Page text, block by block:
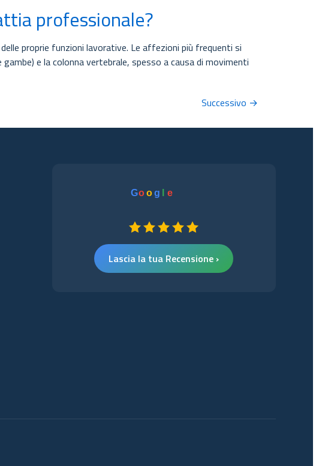
professionale?
proprie funzioni lavorative. Le affezioni più frequenti si
e la colonna vertebrale, spesso a causa di movimenti
Successivo →
Go o g l e
Lascia la tua Recensione ›